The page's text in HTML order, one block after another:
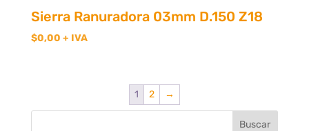
Sierra Ranuradora 03mm D.150 Z18
$0,00 + IVA
1 2 →